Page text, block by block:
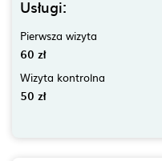
Usługi:
Pierwsza wizyta
60 zł
Wizyta kontrolna
50 zł